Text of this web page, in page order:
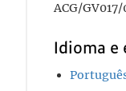
ACG/GV017/
Idioma e